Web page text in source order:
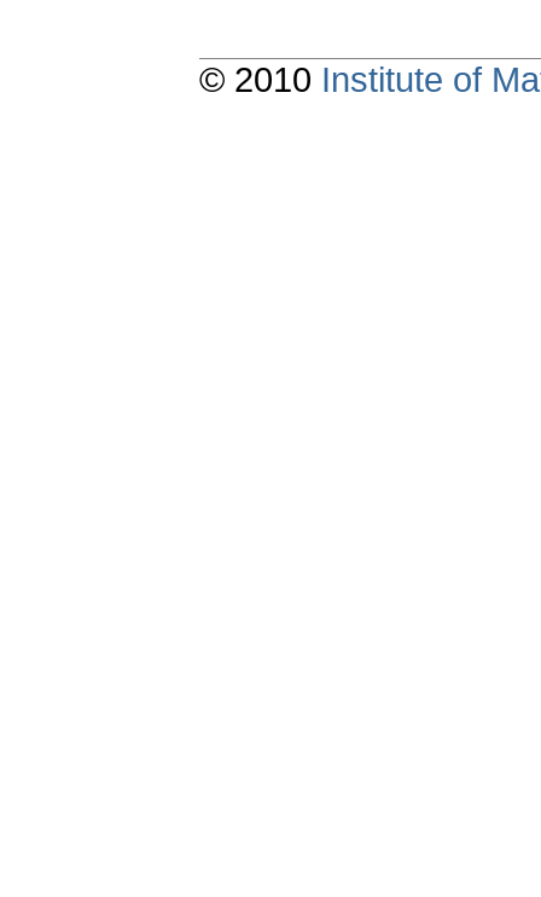
© 2010 Institute of